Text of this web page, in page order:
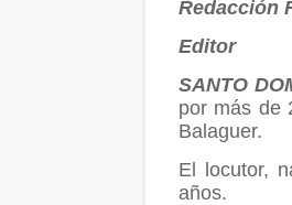
Redacción
Editor
SANTO
por más de
Balaguer.
El locutor,
años.